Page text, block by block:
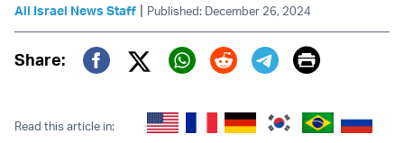
All Israel News Staff | Published: December 26, 2024
Share:
Twitter (X)
Print
Read this article in: